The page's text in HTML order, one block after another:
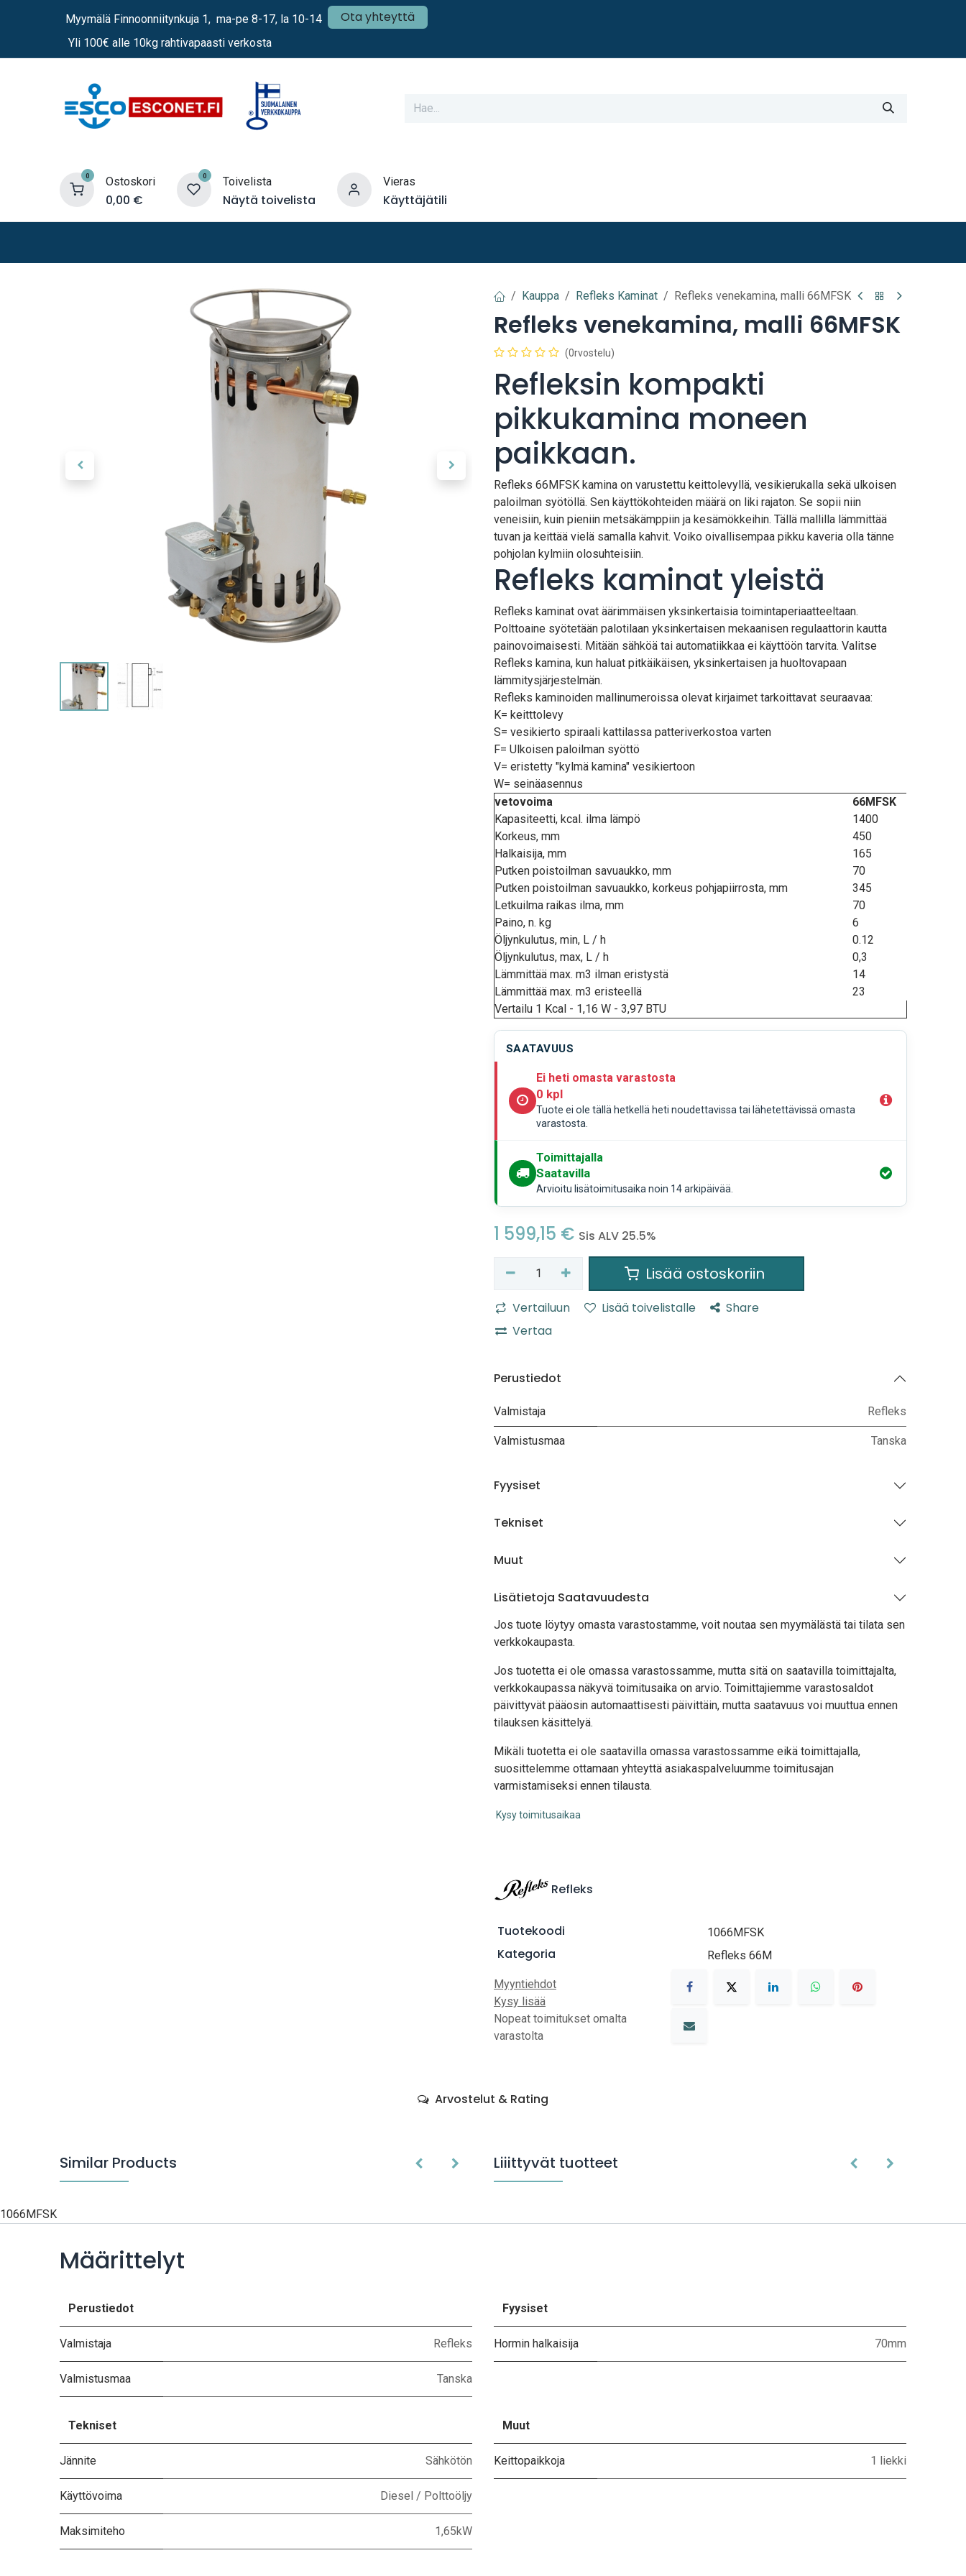
Myymälä Finnoonniitynkuja 1, ma-pe 8-17, la 10-14 Ota yhteyttä
Yli 100€ alle 10kg rahtivapaasti verkosta
0 Ostoskori
0,00 €
0 Toivelista
Näytä toivelista
Vieras
Käyttäjätili
Kauppa Refleks Kaminat Refleks venekamina, malli 66MFSK
Refleks venekamina, malli 66MFSK
(0rvostelu)
Refleksin kompakti
pikkukamina moneen
paikkaan.
Refleks 66MFSK kamina on varustettu keittolevyllä, vesikierukalla sekä ulkoisen
paloilman syötöllä. Sen käyttökohteiden määrä on liki rajaton. Se sopii niin
veneisiin, kuin pieniin metsäkämppiin ja kesämökkeihin. Tällä mallilla lämmittää
tuvan ja keittää vielä samalla kahvit. Voiko oivallisempaa pikku kaveria olla tänne
pohjolan kylmiin olosuhteisiin.
Refleks kaminat yleistä
Refleks kaminat ovat äärimmäisen yksinkertaisia toimintaperiaatteeltaan.
Polttoaine syötetään palotilaan yksinkertaisen mekaanisen regulaattorin kautta
painovoimaisesti. Mitään sähköä tai automatiikkaa ei käyttöön tarvita. Valitse
Refleks kamina, kun haluat pitkäikäisen, yksinkertaisen ja huoltovapaan
lämmitysjärjestelmän.
Refleks kaminoiden mallinumeroissa olevat kirjaimet tarkoittavat seuraavaa:
K= keitttolevy
S= vesikierto spiraali kattilassa patteriverkostoa varten
F= Ulkoisen paloilman syöttö
V= eristetty "kylmä kamina" vesikiertoon
W= seinäasennus
vetovoima
66MFSK
Kapasiteetti, kcal. ilma lämpö
1400
Korkeus, mm
450
Halkaisija, mm
165
Putken poistoilman savuaukko, mm
70
Putken poistoilman savuaukko, korkeus pohjapiirrosta, mm
345
Letkuilma raikas ilma, mm
70
Paino, n. kg
6
Öljynkulutus, min, L / h
0.12
Öljynkulutus, max, L / h
0,3
Lämmittää max. m3 ilman eristystä
14
Lämmittää max. m3 eristeellä
23
Vertailu 1 Kcal - 1,16 W - 3,97 BTU
SAATAVUUS
Ei heti omasta varastosta
0 kpl
Tuote ei ole tällä hetkellä heti noudettavissa tai lähetettävissä omasta
varastosta.
Toimittajalla
Saatavilla
Arvioitu lisätoimitusaika noin 14 arkipäivää.
1 599,15 € Sis ALV 25.5%
Lisää ostoskoriin
Vertailuun Lisää toivelistalle
Share
Vertaa
Perustiedot
Valmistaja Refleks
Valmistusmaa Tanska
Fyysiset
Tekniset
Muut
Lisätietoja Saatavuudesta
Jos tuote löytyy omasta varastostamme, voit noutaa sen myymälästä tai tilata sen
verkkokaupasta.
Jos tuotetta ei ole omassa varastossamme, mutta sitä on saatavilla toimittajalta,
verkkokaupassa näkyvä toimitusaika on arvio. Toimittajiemme varastosaldot
päivittyvät pääosin automaattisesti päivittäin, mutta saatavuus voi muuttua ennen
tilauksen käsittelyä.
Mikäli tuotetta ei ole saatavilla omassa varastossamme eikä toimittajalla,
suosittelemme ottamaan yhteyttä asiakaspalveluumme toimitusajan
varmistamiseksi ennen tilausta.
Kysy toimitusaikaa
Refleks
Tuotekoodi 1066MFSK
Kategoria Refleks 66M
Myyntiehdot
Kysy lisää
Nopeat toimitukset omalta
varastolta
Arvostelut & Rating
Similar Products Liiittyvät tuotteet
1066MFSK
Määrittelyt
Perustiedot
Valmistaja Refleks
Valmistusmaa Tanska
Fyysiset
Hormin halkaisija 70mm
Tekniset
Jännite Sähkötön
Käyttövoima Diesel / Polttoöljy
Maksimiteho 1,65kW
Muut
Keittopaikkoja 1 liekki